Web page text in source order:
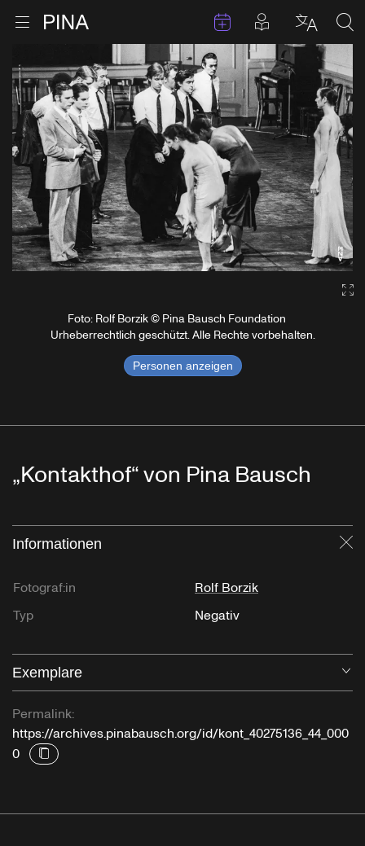
Menu öffnen TermineBeiträge in
Foto: Rolf Borzik © Pina Bausch Foundation
Urheberrechtlich geschützt. Alle Rechte vorbehalten.
Personen anzeigen
„Kontakthof“ von Pina Bausch
Informationen
Fotograf:in
Rolf Borzik
Typ
Negativ
Exemplare
Permalink:
https://archives.pinabausch.org/id/kont_40275136_44_000
0